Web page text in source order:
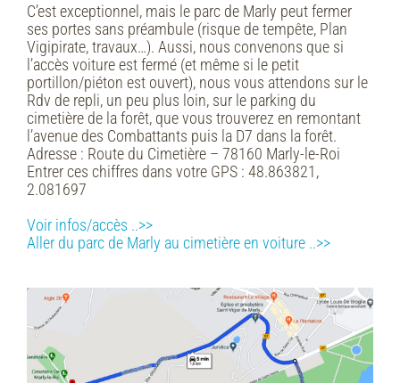
C’est exceptionnel, mais le parc de Marly peut fermer
ses portes sans préambule (risque de tempête, Plan
Vigipirate, travaux…). Aussi, nous convenons que si
l’accès voiture est fermé (et même si le petit
portillon/piéton est ouvert), nous vous attendons sur le
Rdv de repli, un peu plus loin, sur le parking du
cimetière de la forêt, que vous trouverez en remontant
l’avenue des Combattants puis la D7 dans la forêt.
Adresse : Route du Cimetière – 78160 Marly-le-Roi
Entrer ces chiffres dans votre GPS : 48.863821,
2.081697
Voir infos/accès ..>>
Aller du parc de Marly au cimetière en voiture ..>>